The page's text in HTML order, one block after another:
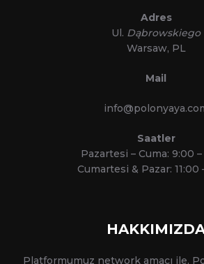
Adres
Ul. Dąbrowskiego
Warsaw, PL
Mail
Saatler
Pazartesi – Cuma: 9:00 –
Cumartesi & Pazar: 11:00
Platformumuz network amacı ile,